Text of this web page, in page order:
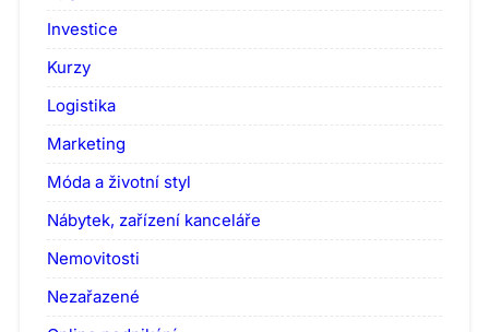
Investice
Kurzy
Logistika
Marketing
Móda a životní styl
Nábytek, zařízení kanceláře
Nemovitosti
Nezařazené